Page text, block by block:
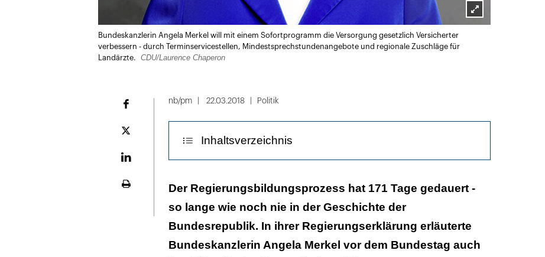
Lightbox
Bundeskanzlerin Angela Merkel will mit einem Sofortprogramm die Versorgung gesetzlich Versicherter
verbessern - durch Terminservicestellen, Mindestsprechstundenangebote und regionale Zuschläge für
Landärzte.
CDU/Laurence Chaperon
Plattform
nb/pm 22.03.2018 Politik
Inhaltsverzeichnis
"Wir wollen gleichwertige Lebensverhältnisse überall in
"Wir werden einen Kabinettsausschuss Digitalisierung schaffen"
Der Regierungsbildungsprozess hat 171 Tage gedauert -
so lange wie noch nie in der Geschichte der
Bundesrepublik. In ihrer Regierungserklärung erläuterte
Bundeskanzlerin Angela Merkel vor dem Bundestag auch